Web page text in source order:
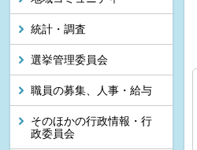
統計・調査
選挙管理委員会
職員の募集、人事・給与
そのほかの行政情報・行
政委員会